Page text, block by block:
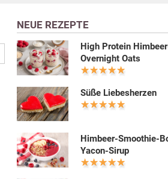
NEUE REZEPTE
High Protein
Overnight Oats
Süße Liebesherzen
Himbeer-Smoothie-
Yacon-Sirup